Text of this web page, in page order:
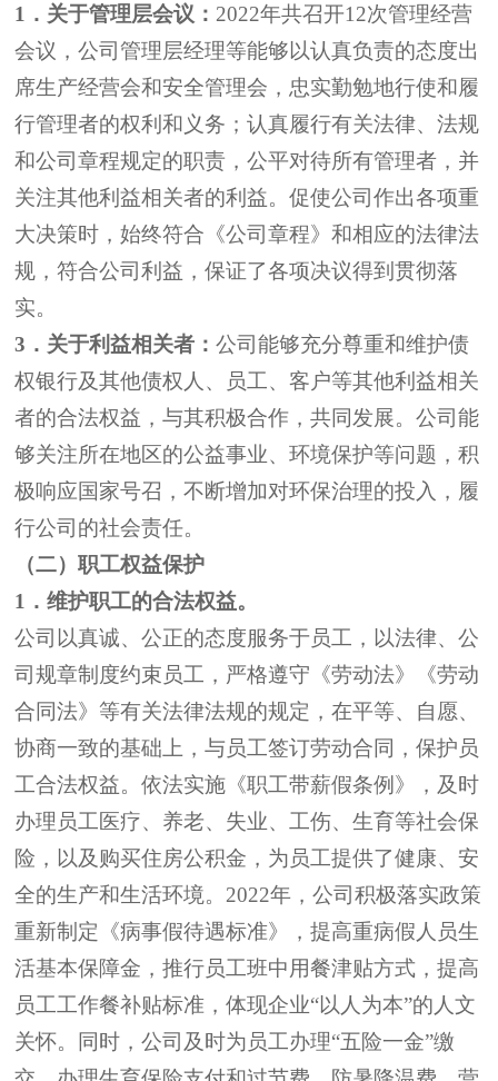
1 ． 关于管理层会议 ： 2022年共召开12次管理经营
会议 ，公司管理层经理等能够以认真负责的态度出
席生产经营会和安全管理会，忠实勤勉地行使和履
行管理者的权利和义务；认真履行有关法律、法规
和公司章程规定的职责，公平对待所有管理者 ，并
关注其他利益相关者的利益。促使公司作出各项重
大决策时，始终符合《公司章程》和相应的法律法
规，符合公司利益，保证了各项决议得到贯彻落
实。
3 ． 关于利益相关者：公司能够充分尊重和维护债
权银行及其他债权人、员工、客户等其他利益相关
者的合法权益，与其积极合作，共同发展。公司能
够关注所在地区的公益事业、环境保护等问题，积
极响应国家号召，不断增加对环保治理的投入，履
行公司的社会责任。
（二）职工权益保护
1 ．维护职工的合法权益。
公司以真诚、公正的态度服务于员工，以法律、公
司规章制度约束员工，严格遵守《劳动法》《劳动
合同法》等有关法律法规的规定，在平等、自愿、
协商一致的基础上，与员工签订劳动合同，保护员
工合法权益。依法实施《职工带薪假条例》，及时
办理员工医疗、养老、失业、工伤、生育等社会保
险，以及购买住房公积金，为员工提供了健康、安
全的生产和生活环境。 2022年，公司积极落实政策
重新制定《病事假待遇标准》，提高重病假人员生
活基本保障金，推行员工班中用餐津贴方式，提高
员工工作餐补贴标准，体现企业“以人为本”的人文
关怀。同时，公司及时为员工办理“五险一金”缴